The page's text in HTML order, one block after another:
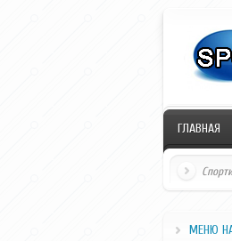
ГЛАВНАЯ
МЕНЮ